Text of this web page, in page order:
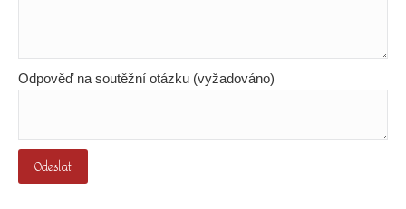
Odpověď na soutěžní otázku (vyžadováno)